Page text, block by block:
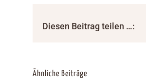
Diesen Beitrag teilen …:
Ähnliche Beiträge